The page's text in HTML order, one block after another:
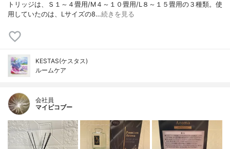
トリッジは、Ｓ１～４畳用/M４～１０畳用/L８～１５畳用の３種類。使
用していたのは、Lサイズの8…続きを見る
KESTAS(ケスタス)
ルームケア
会社員
マイピコブー